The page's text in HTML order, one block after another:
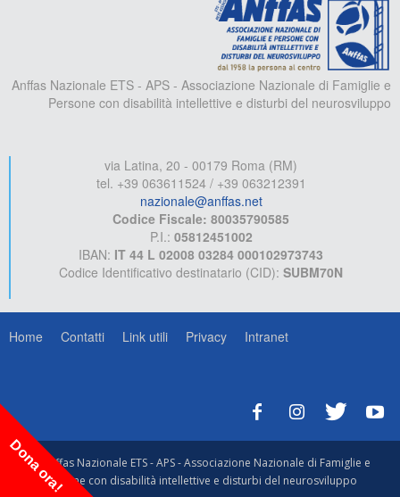
Anffas Nazionale ETS - APS - Associazione Nazionale di Famiglie e
Persone con disabilità intellettive e disturbi del neurosviluppo
via Latina, 20 - 00179 Roma (RM)
tel. +39 063611524 / +39 063212391
nazionale@anffas.net
Codice Fiscale: 80035790585
P.I.: 05812451002
IBAN: IT 44 L 02008 03284 000102973743
Codice Identificativo destinatario (CID): SUBM70N
Home Contatti Link utili Privacy Intranet
© Anffas Nazionale ETS - APS - Associazione Nazionale di Famiglie e
Persone con disabilità intellettive e disturbi del neurosviluppo
Dona ora!